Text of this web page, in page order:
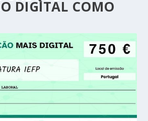
DIGITAL COMO